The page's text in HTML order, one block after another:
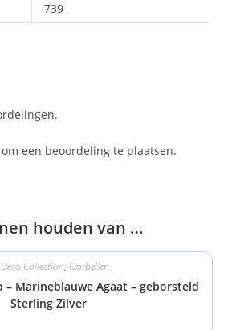
739
om een beoordeling te plaatsen.
houden van …
Collection, Oorbellen
– Marineblauwe Agaat – geborsteld
Sterling Zilver